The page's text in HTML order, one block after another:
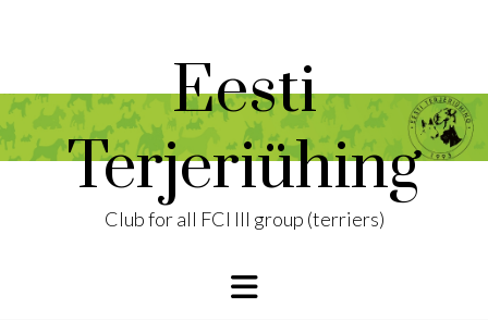
Eesti
Terjeriühing
Club for all FCI III group (terriers)